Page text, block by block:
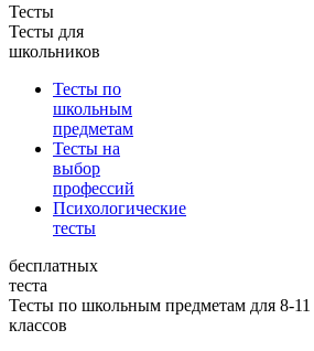
Тесты
Тесты для
школьников
Тесты по
школьным
предметам
Тесты на
выбор
профессий
Психологические
тесты
бесплатных
теста
Тесты по школьным предметам для 8-11
классов